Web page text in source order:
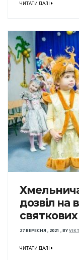
ЧИТАТИ ДАЛІ
дозвіл на
святкових
27 ВЕРЕСНЯ , 2021 ,BY
ЧИТАТИ ДАЛІ